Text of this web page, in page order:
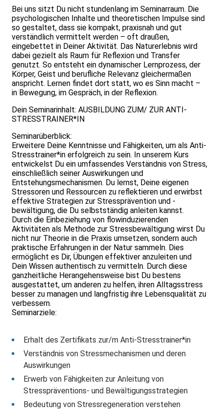
Bei uns sitzt Du nicht stundenlang im Seminarraum. Die
psychologischen Inhalte und theoretischen Impulse sind
so gestaltet, dass sie kompakt, praxisnah und gut
verständlich vermittelt werden – oft draußen,
eingebettet in Deiner Aktivität. Das Naturerlebnis wird
dabei gezielt als Raum für Reflexion und Transfer
genutzt. So entsteht ein dynamischer Lernprozess, der
Körper, Geist und berufliche Relevanz gleichermaßen
anspricht. Lernen findet dort statt, wo es Sinn macht –
in Bewegung, im Gespräch, in der Reflexion.
Dein Seminarinhalt: AUSBILDUNG ZUM/ ZUR ANTI-
STRESSTRAINER*IN
Seminarüberblick:
Erweitere Deine Kenntnisse und Fähigkeiten, um als Anti-
Stresstrainer*in erfolgreich zu sein. In unserem Kurs
entwickelst Du ein umfassendes Verständnis von Stress,
einschließlich seiner Auswirkungen und
Entstehungsmechanismen. Du lernst, Deine eigenen
Stressoren und Ressourcen zu reflektieren und erwirbst
effektive Strategien zur Stressprävention und -
bewältigung, die Du selbstständig anleiten kannst.
Durch die Einbeziehung von flowinduzierenden
Aktivitäten als Methode zur Stressbewältigung wirst Du
nicht nur Theorie in die Praxis umsetzen, sondern auch
praktische Erfahrungen in der Natur sammeln. Dies
ermöglicht es Dir, Übungen effektiver anzuleiten und
Dein Wissen authentisch zu vermitteln. Durch diese
ganzheitliche Herangehensweise bist Du bestens
ausgestattet, um anderen zu helfen, ihren Alltagsstress
besser zu managen und langfristig ihre Lebensqualität zu
verbessern.
Seminarziele:
Erhalt des Zertifikats zur/m Anti-Stresstrainer*in
Verständnis von Stressmechanismen und deren
Auswirkungen
Erwerb von Fähigkeiten zur Anleitung von
Stresspräventions- und Bewältigungsstrategien
Bedeutung von Stressregeneration verstehen